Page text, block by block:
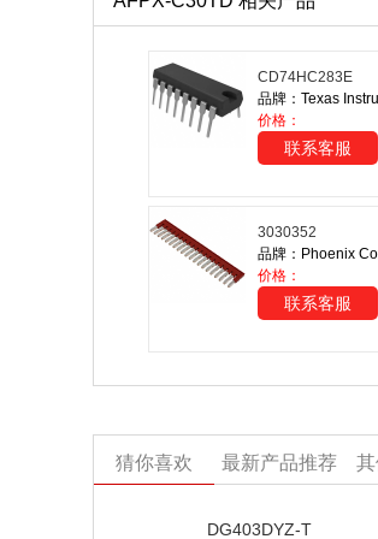
CD74HC283E
品牌：Texas
价格：
联系客服
3030352
品牌：Phoenix
价格：
联系客服
猜你喜欢 最新产品推荐
DG403DYZ-T